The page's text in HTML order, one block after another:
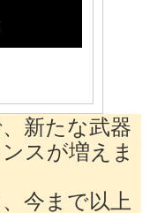
新たな武器
スが増えま
今まで以上